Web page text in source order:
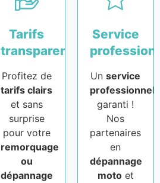
Tarifs
transparents
Profitez de
tarifs clairs
et sans
surprise
pour votre
remorquage
ou
dépannage
Service
Unservice
professionnel
garanti !
Nos
partenaires
en
dépannage
motoet